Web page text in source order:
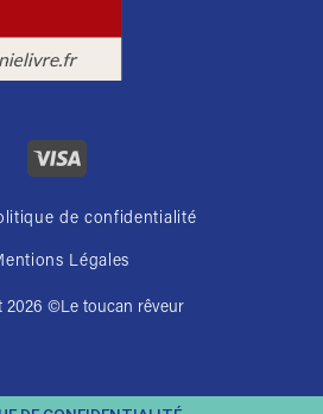
de confidentialité
Légales
2026 ©Le toucan rêveur